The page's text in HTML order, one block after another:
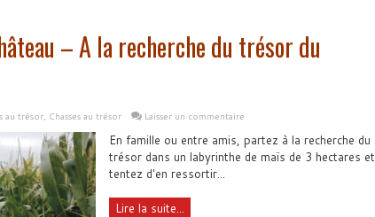
– A la recherche du trésor du
au trésor, Chasses au trésor Laisser un commentaire
En famille ou entre amis, partez à la recherche du
trésor dans un labyrinthe de maïs de 3 hectares et
tentez d'en ressortir...
Lire la suite...